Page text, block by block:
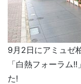
9月2日にアミュゼ
「白熱フォーラム
た!